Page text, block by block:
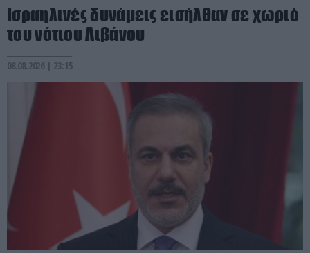
Ισραηλινές δυνάμεις εισήλθαν σε χωριό
του νότιου Λιβάνου
08.08.2026 | 23:15